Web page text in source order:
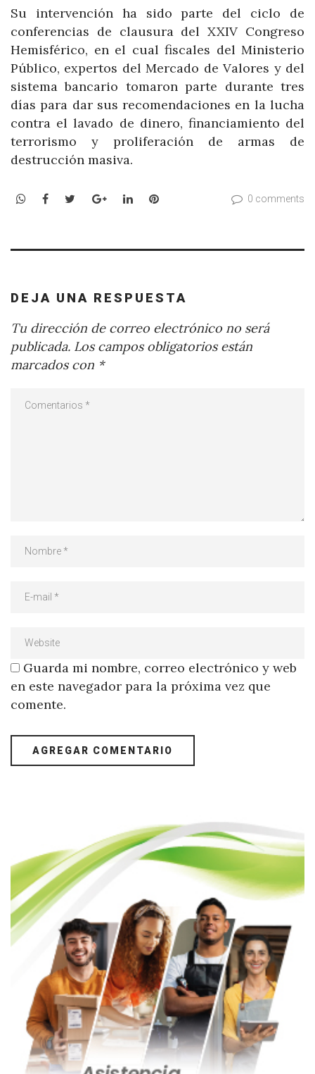
Su intervención ha sido parte del ciclo de
conferencias de clausura del XXIV Congreso
Hemisférico, en el cual fiscales del Ministerio
Público, expertos del Mercado de Valores y del
sistema bancario tomaron parte durante tres
días para dar sus recomendaciones en la lucha
contra el lavado de dinero, financiamiento del
terrorismo y proliferación de armas de
destrucción masiva.
WhatsApp
Facebook
TwitterGoogle+LinkedInPinterest 0 comments
DEJA UNA RESPUESTA
Tu dirección de correo electrónico no será
publicada. Los campos obligatorios están
marcados con *
Guarda mi nombre, correo electrónico y web
en este navegador para la próxima vez que
comente.